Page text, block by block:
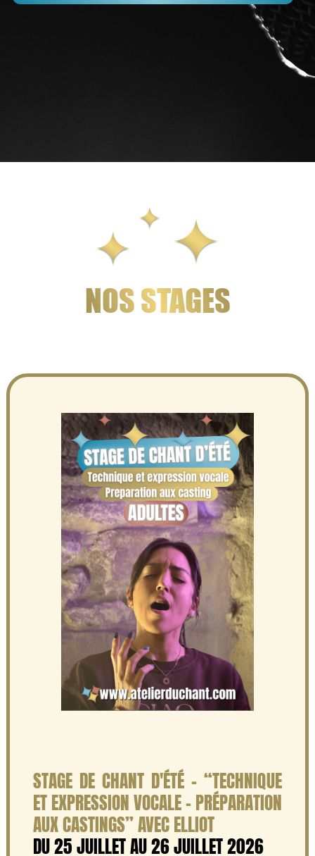
NOS STAGES
STAGE DE CHANT D'ÉTÉ - “TECHNIQUE
ET EXPRESSION VOCALE - PRÉPARATION
AUX CASTINGS” AVEC ELLIOT
DU 25 JUILLET AU 26 JUILLET 2026